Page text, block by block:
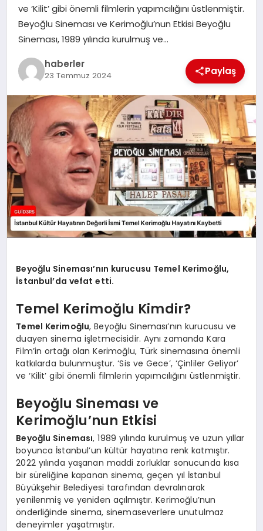
ve ‘Kilit’ gibi önemli filmlerin yapımcılığını üstlenmiştir.
Beyoğlu Sineması ve Kerimoğlu’nun Etkisi Beyoğlu
Sineması, 1989 yılında kurulmuş ve…
haberler
23 Temmuz 2024 Paylaş
Beyoğlu Sineması’nın kurucusu Temel Kerimoğlu,
İstanbul’da vefat etti.
Temel Kerimoğlu Kimdir?
Temel Kerimoğlu, Beyoğlu Sineması’nın kurucusu ve
duayen sinema işletmecisidir. Aynı zamanda Kara
Film’in ortağı olan Kerimoğlu, Türk sinemasına önemli
katkılarda bulunmuştur. ‘Sis ve Gece’, ‘Çinliler Geliyor’
ve ‘Kilit’ gibi önemli filmlerin yapımcılığını üstlenmiştir.
Beyoğlu Sineması ve
Kerimoğlu’nun Etkisi
Beyoğlu Sineması, 1989 yılında kurulmuş ve uzun yıllar
boyunca İstanbul’un kültür hayatına renk katmıştır.
2022 yılında yaşanan maddi zorluklar sonucunda kısa
bir süreliğine kapanan sinema, geçen yıl İstanbul
Büyükşehir Belediyesi tarafından devralınarak
yenilenmiş ve yeniden açılmıştır. Kerimoğlu’nun
önderliğinde sinema, sinemaseverlere unutulmaz
deneyimler yaşatmıştır.